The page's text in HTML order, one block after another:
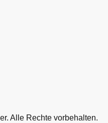
Alle Rechte vorbehalten.